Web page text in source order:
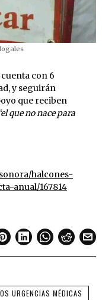
con 6
y seguirán
que reciben
que no nace para
halcones-
anual/167814
URGENCIAS MÉDICAS